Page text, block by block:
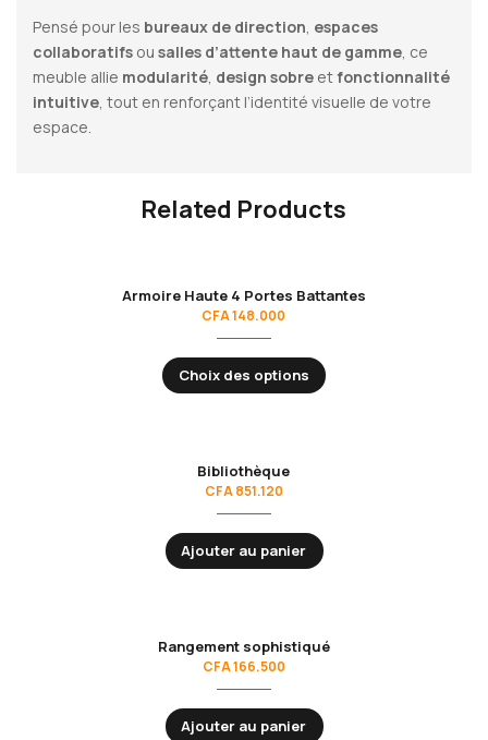
Pensé pour les bureaux de direction espaces
collaboratifs ou salles d’attente haut de gamme , ce
meuble allie modularité design sobre etfonctionnalité
intuitive , tout en renforçant l’identité visuelle de votre
espace.
Related Products
Armoire Haute 4 Portes Battantes
CFA148.000
Choix des options
Bibliothèque
CFA851.120
Ajouter au panier
Rangement sophistiqué
CFA166.500
Ajouter au panier